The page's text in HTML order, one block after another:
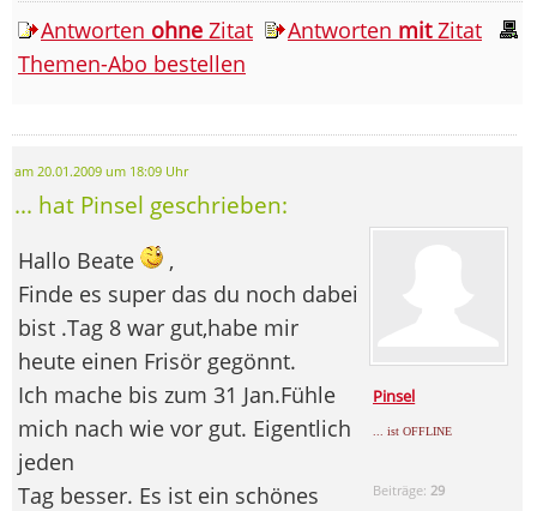
Antworten ohne Zitat Antworten mitZitat
Themen-Abo bestellen
am 20.01.2009 um 18:09 Uhr
... hat Pinsel geschrieben:
Pinsel
... ist OFFLINE
Beiträge: 29
Hallo Beate
,
Finde es super das du noch dabei
bist .Tag 8 war gut,habe mir
heute einen Frisör gegönnt.
Ich mache bis zum 31 Jan.Fühle
mich nach wie vor gut. Eigentlich
jeden
Tag besser. Es ist ein schönes